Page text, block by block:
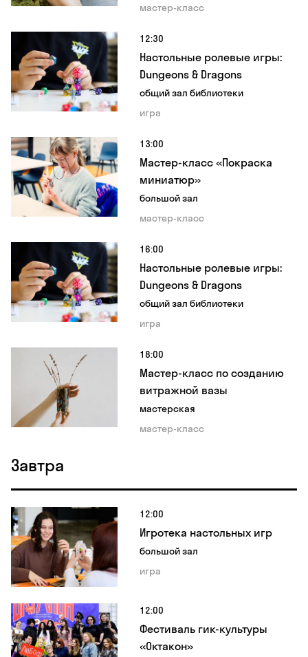
мастер-класс
12:30
Настольные ролевые игры:
Dungeons & Dragons
общий зал библиотеки
игра
13:00
Мастер-класс «Покраска
миниатюр»
большой зал
мастер-класс
16:00
Настольные ролевые игры:
Dungeons & Dragons
общий зал библиотеки
игра
18:00
Мастер-класс по созданию
витражной вазы
мастерская
мастер-класс
Завтра
12:00
Игротека настольных игр
большой зал
игра
12:00
Фестиваль гик-культуры
«Октакон»